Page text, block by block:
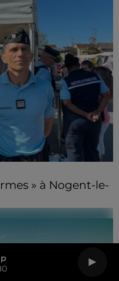
» à Nogent-le-